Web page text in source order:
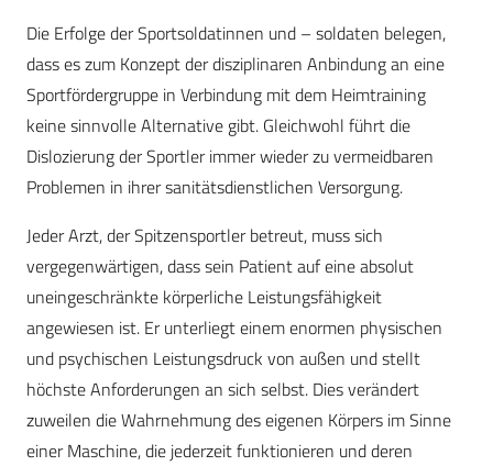
Die Erfolge der Sportsoldatinnen und – soldaten belegen,
dass es zum Konzept der disziplinaren Anbindung an eine
Sportfördergruppe in Verbindung mit dem Heimtraining
keine sinnvolle Alternative gibt. Gleichwohl führt die
Dislozierung der Sportler immer wieder zu vermeidbaren
Problemen in ihrer sanitätsdienstlichen Versorgung.
Jeder Arzt, der Spitzensportler betreut, muss sich
vergegenwärtigen, dass sein Patient auf eine absolut
uneingeschränkte körperliche Leistungsfähigkeit
angewiesen ist. Er unterliegt einem enormen physischen
und psychischen Leistungsdruck von außen und stellt
höchste Anforderungen an sich selbst. Dies verändert
zuweilen die Wahrnehmung des eigenen Körpers im Sinne
einer Maschine, die jederzeit funktionieren und deren